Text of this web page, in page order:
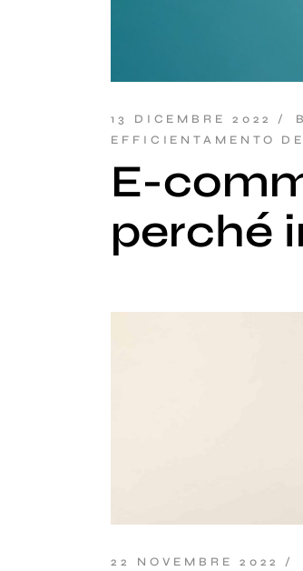
13 DICEMBRE 2022
EFFICIENTAMENTO
E-
perché
22 NOVEMBRE 2022